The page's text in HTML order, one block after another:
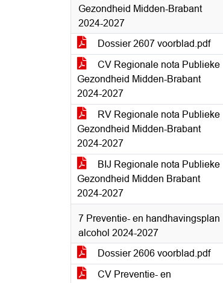
Gezondheid Midden-Brabant
2024-2027
Dossier 2607 voorblad.pdf
CV Regionale nota Publieke
Gezondheid Midden-Brabant
2024-2027
RV Regionale nota Publieke
Gezondheid Midden-Brabant
2024-2027
BIJ Regionale nota Publieke
Gezondheid Midden Brabant
2024-2027
7 Preventie- en handhavingsplan
alcohol 2024-2027
Dossier 2606 voorblad.pdf
CV Preventie- en